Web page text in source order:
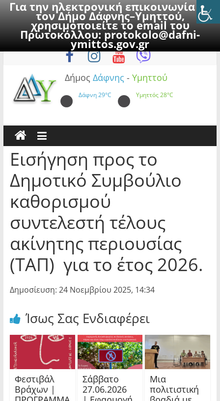
Για την ηλεκτρονική επικοινωνία με
τον Δήμο Δάφνης–Υμηττού,
χρησιμοποιείτε το email του
Πρωτοκόλλου:protokolo@dafni-
ymittos.gov.gr
to
Πέμπτη, 6 Αυγούστου 2026
Δήμος Δάφνης - Υμηττού
Δάφνη29°C Υμηττός28°C
Εισήγηση προς το
Δημοτικό Συμβούλιο
καθορισμού
συντελεστή τέλους
ακίνητης περιουσίας
(ΤΑΠ) για το έτος 2026.
Δημοσίευση: 24 Νοεμβρίου 2025, 14:34
Ίσως Σας Ενδιαφέρει
Φεστιβάλ
Βράχων |
Σάββατο
27.06.2026
Μια
πολιτιστική